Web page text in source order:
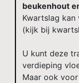
beukenhout
Kwartslag
(kijk bij
U kunt deze
verdieping
Maar ook